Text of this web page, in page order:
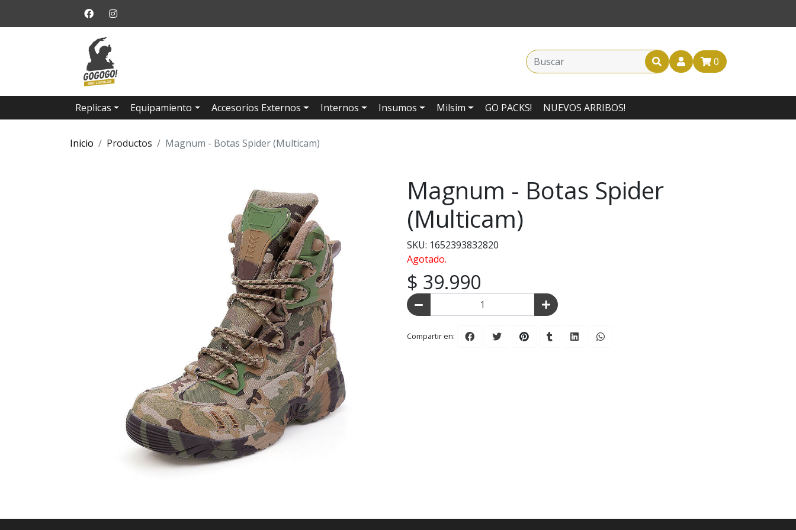
0
Replicas Equipamiento Accesorios Externos Internos Insumos Milsim GO PACKS! NUEVOS ARRIBOS!
Inicio Productos Magnum - Botas Spider (Multicam)
Magnum - Botas Spider
(Multicam)
SKU: 1652393832820
Agotado.
$ 39.990
Compartir en: